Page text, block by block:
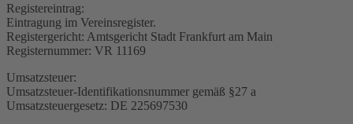
Registereintrag:
Eintragung im Vereinsregister.
Registergericht: Amtsgericht Stadt Frankfurt am Main
Registernummer: VR 11169
Umsatzsteuer:
Umsatzsteuer-Identifikationsnummer gemäß §27 a
Umsatzsteuergesetz: DE 225697530